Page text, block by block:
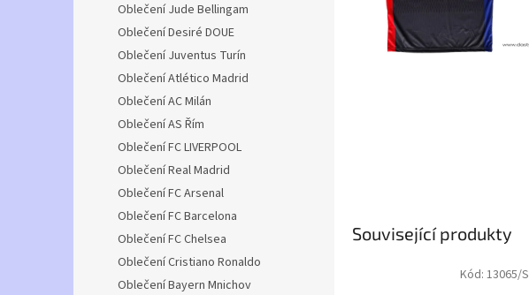
Oblečení Jude Bellingam
Oblečení Desiré DOUE
Oblečení Juventus Turín
Oblečení Atlético Madrid
Oblečení AC Milán
Oblečení AS Řím
Oblečení FC LIVERPOOL
Oblečení Real Madrid
Oblečení FC Arsenal
Oblečení FC Barcelona
Oblečení FC Chelsea
Oblečení Cristiano Ronaldo
Oblečení Bayern Mnichov
Související produkty
Kód: 13065/S